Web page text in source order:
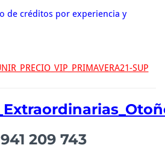
de créditos por experiencia y
SUP
209 743